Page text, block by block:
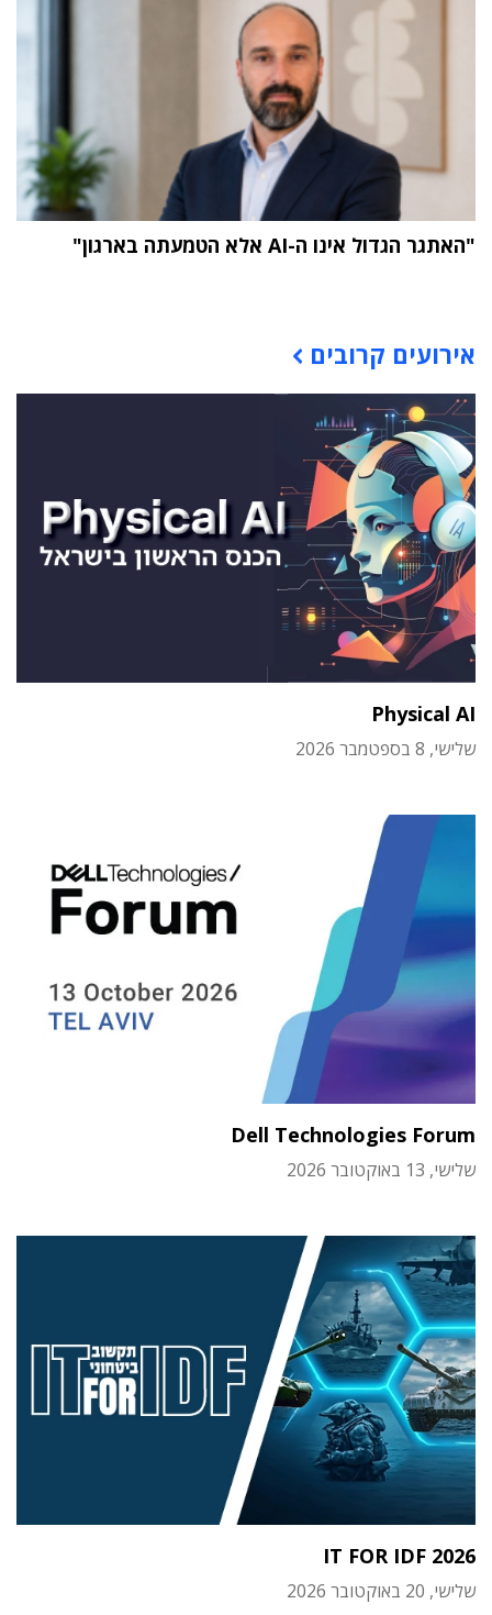
"האתגר הגדול אינו ה-AI אלא הטמעתה בארגון"
אירועים קרובים
Physical AI
שלישי, 8 בספטמבר 2026
Dell Technologies Forum
שלישי, 13 באוקטובר 2026
IT FOR IDF 2026
שלישי, 20 באוקטובר 2026